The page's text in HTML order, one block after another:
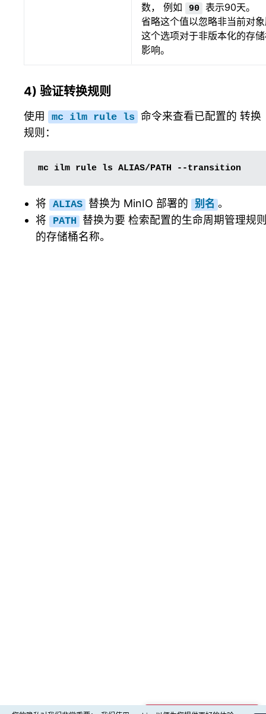
数， 例如
90
表示90天。
省略这个值以忽略非当前对
这个选项对于非版本化的存
影响。
4) 验证转换规则
使用 mc ilm rule ls 命令来查看已配置的 转换
规则：
mc ilm rule ls ALIAS/PATH
将 ALIAS 替换为 MinIO 部署的 别名 。
将
PATH
替换为要 检索配置的生命周期管理规
的存储桶名称。